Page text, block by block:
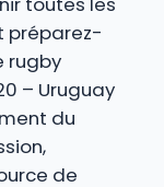
préparez-
rugby
– Uruguay
du
de